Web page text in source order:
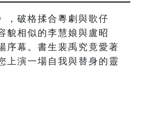
，破格揉合粵劇與歌仔
貌相似的李慧娘與盧昭
序幕。書生裴禹究竟愛著
上演一場自我與替身的靈